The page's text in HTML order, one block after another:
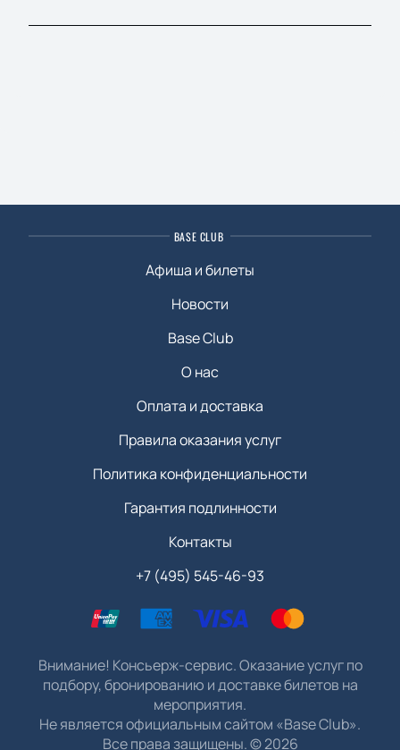
BASE CLUB
Афиша и билеты
Новости
Base Club
О нас
Оплата и доставка
Правила оказания услуг
Политика конфиденциальности
Гарантия подлинности
Контакты
+7 (495) 545-46-93
Внимание! Консьерж-сервис. Оказание услуг по
подбору, бронированию и доставке билетов на
мероприятия.
Не является официальным сайтом «Base Club».
Все права защищены.©2026